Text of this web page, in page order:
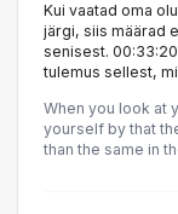
Kui vaatad oma
järgi, siis määrad
senisest.
tulemus sellest,
When you look at
yourself by that
than the same in